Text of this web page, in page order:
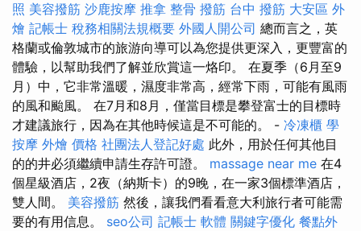
照 美容撥筋 沙鹿按摩 推拿 整骨 撥筋 台中 撥筋 大安區 外
燴 記帳士 稅務相關法規概要 外國人開公司 總而言之，英
格蘭或倫敦城市的旅游向導可以為您提供更深入，更豐富的
體驗，以幫助我們了解並欣賞這一烙印。 在夏季（6月至9
月）中，它非常溫暖，濕度非常高，經常下雨，可能有風雨
的風和颱風。 在7月和8月，僅當目標是攀登富士的目標時
才建議旅行，因為在其他時候這是不可能的。 - 冷凍櫃 學
按摩 外燴 價格 社團法人登記好處 此外，用於任何其他目
的的井必須繼續申請生存許可證。 massage near me 在4
個星級酒店，2夜（納斯卡）的9晚，在一家3個標準酒店，
雙人間。 美容撥筋 然後，讓我們看看意大利旅行者可能需
要的有用信息。 seo公司 記帳士 軟體 關鍵字優化 餐點外